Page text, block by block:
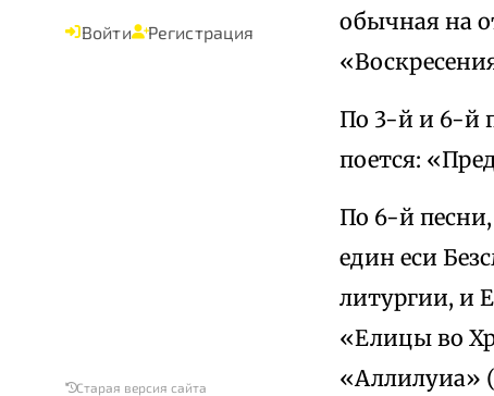
Войти Регистрация
Старая версия сайта
обычная на
По 3-й и 6-й
поется:
По 6-й
един еси
литургии, и
«Елицы во
«Аллилуиа»